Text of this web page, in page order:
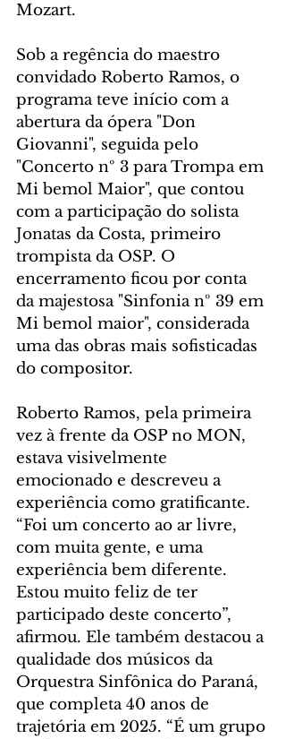
Mozart.
Sob a regência do maestro
convidado Roberto Ramos, o
programa teve início com a
abertura da ópera "Don
Giovanni", seguida pelo
"Concerto nº 3 para Trompa em
Mi bemol Maior", que contou
com a participação do solista
Jonatas da Costa, primeiro
trompista da OSP. O
encerramento ficou por conta
da majestosa "Sinfonia nº 39 em
Mi bemol maior", considerada
uma das obras mais sofisticadas
do compositor.
Roberto Ramos, pela primeira
vez à frente da OSP no MON,
estava visivelmente
emocionado e descreveu a
experiência como gratificante.
“Foi um concerto ao ar livre,
com muita gente, e uma
experiência bem diferente.
Estou muito feliz de ter
participado deste concerto”,
afirmou. Ele também destacou a
qualidade dos músicos da
Orquestra Sinfônica do Paraná,
que completa 40 anos de
trajetória em 2025. “É um grupo